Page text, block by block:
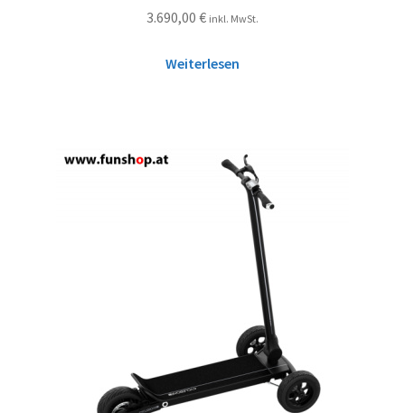
3.690,00 € inkl. MwSt.
Weiterlesen